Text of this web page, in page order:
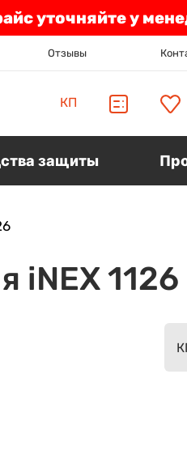
уточняйте у
Отзывы
КП
защиты
iNEX 1126